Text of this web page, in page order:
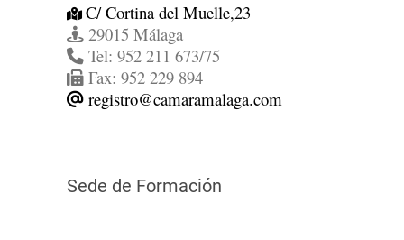
C/ Cortina del Muelle,23
29015 Málaga
Tel: 952 211 673/75
Fax: 952 229 894
registro@camaramalaga.com
Sede de Formación